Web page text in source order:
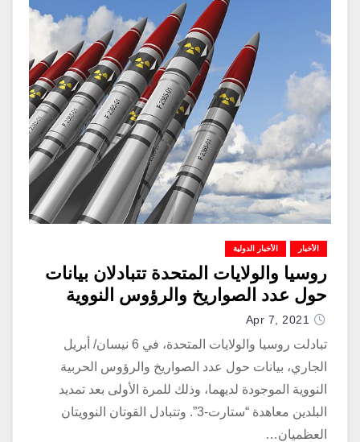
الأخبار الأخبار الدولية
روسيا والولايات المتحدة تتبادلان بيانات
حول عدد الصواريخ والرؤوس النووية
Apr 7, 2021
تبادلت روسيا والولايات المتحدة، في 6 نيسان/ أبريل
الجاري، بيانات حول عدد الصواريخ والرؤوس الحربية
النووية الموجودة لديهما، وذلك للمرة الأولى بعد تمديد
البلدين معاهدة “ستارت-3”. وتتبادل القوتان النوويتان
العظميان…